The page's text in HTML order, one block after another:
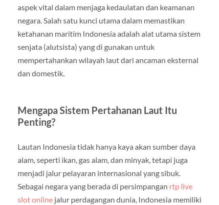
aspek vital dalam menjaga kedaulatan dan keamanan
negara. Salah satu kunci utama dalam memastikan
ketahanan maritim Indonesia adalah alat utama sistem
senjata (alutsista) yang di gunakan untuk
mempertahankan wilayah laut dari ancaman eksternal
dan domestik.
Mengapa Sistem Pertahanan Laut Itu
Penting?
Lautan Indonesia tidak hanya kaya akan sumber daya
alam, seperti ikan, gas alam, dan minyak, tetapi juga
menjadi jalur pelayaran internasional yang sibuk.
Sebagai negara yang berada di persimpangan rtp live
slot onlinejalur perdagangan dunia, Indonesia memiliki